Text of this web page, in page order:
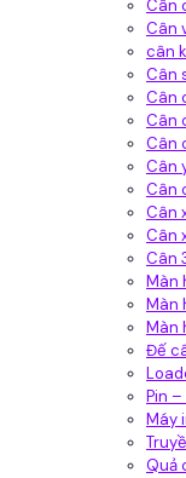
Cân
Cân
cân
Cân
Cân
Cân
Cân
Cân
Cân
Cân
Cân
Cân
Màn
Màn
Màn
Đế
Pin
Máy
Quả